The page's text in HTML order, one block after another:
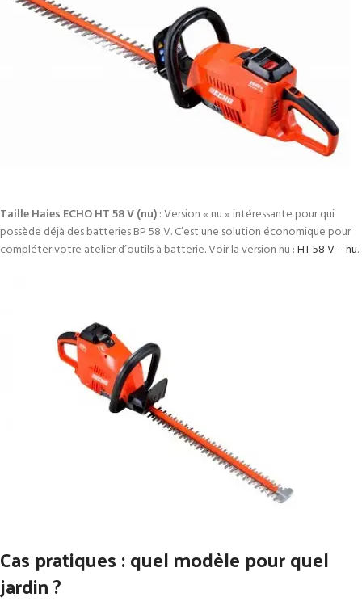
Taille Haies ECHO HT 58 V (nu): Version « nu » intéressante pour qui
possède déjà des batteries BP 58 V. C’est une solution économique pour
compléter votre atelier d’outils à batterie. Voir la version nu :HT 58 V – nu.
Cas pratiques : quel modèle pour quel
jardin ?